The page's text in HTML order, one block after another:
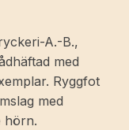
A.-B.,
med
Ryggfot
med
hörn.